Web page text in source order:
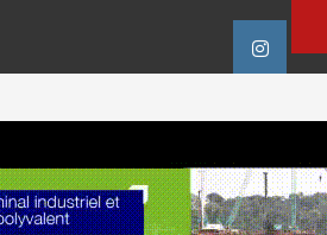
Instagram